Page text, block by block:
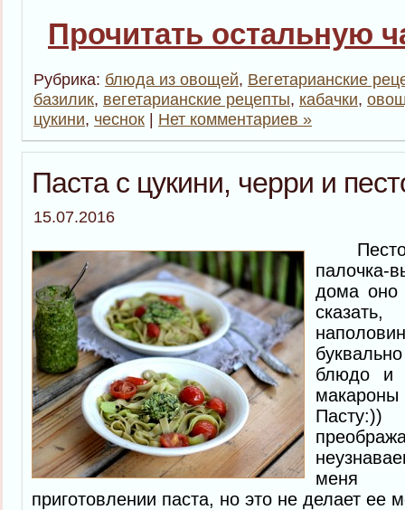
Прочитать остальную
Рубрика: блюда из овощей, Вегетарианские
базилик, вегетарианские рецепты, кабачки,
цукини, чеснок | Нет комментариев »
Паста с цукини, черри и
15.07.2016
Песто
дома оно
блюдо и
меня
приготовлении паста, но это не делает ее